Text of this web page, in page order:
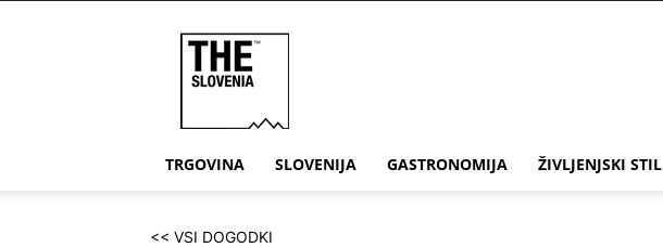
TRGOVINA SLOVENIJA GASTRONOMIJA ŽIVLJENJSKI STIL
<< VSI DOGODKI